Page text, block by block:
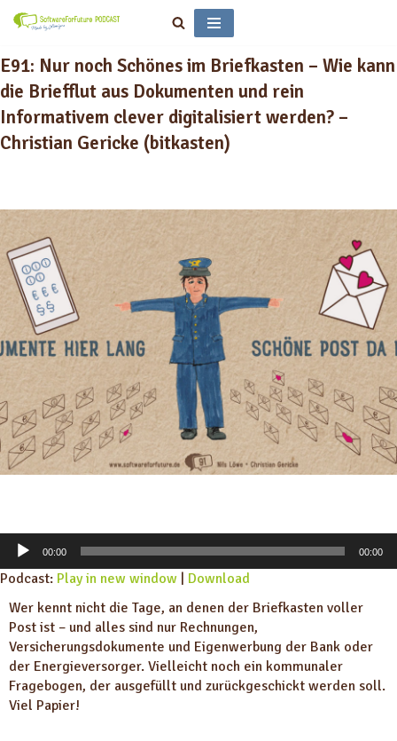
Inhalt
springen
E91: Nur noch Schönes im Briefkasten – Wie kann
die Briefflut aus Dokumenten und rein
Informativem clever digitalisiert werden? –
Christian Gericke (bitkasten)
d
00:00 00:00
Podcast: Play in new window | Download
Wer kennt nicht die Tage, an denen der Briefkasten voller
Post ist – und alles sind nur Rechnungen,
Versicherungsdokumente und Eigenwerbung der Bank oder
der Energieversorger. Vielleicht noch ein kommunaler
Fragebogen, der ausgefüllt und zurückgeschickt werden soll.
Viel Papier!